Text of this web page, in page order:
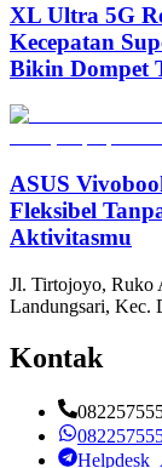
XL Ultra 5G
Kecepatan
Bikin Dompet
ASUS
Fleksibel
Aktivitasmu
Jl. Tirtojoyo, Ruko
Landungsari, Kec.
Kontak